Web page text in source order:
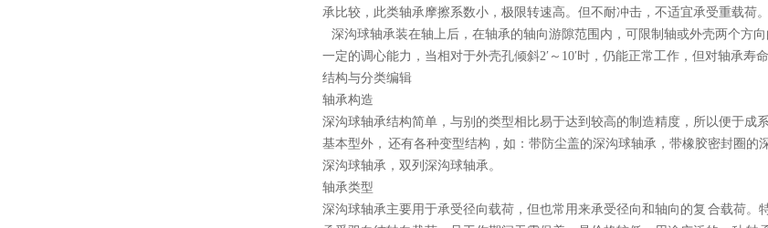
承比较，此类轴承摩擦系数小，极限转速高。但不耐冲击，不适宜承受重载荷。
深沟球轴承装在轴上后，在轴承的轴向游隙范围内，可限制轴或外壳两个方
一定的调心能力，当相对于外壳孔倾斜2′～10′时，仍能正常工作，但对轴承寿
结构与分类编辑
轴承构造
深沟球轴承结构简单，与别的类型相比易于达到较高的制造精度，所以便于成
基本型外， 还有各种变型结构，如：带防尘盖的深沟球轴承，带橡胶密封圈
深沟球轴承，双列深沟球轴承。
轴承类型
深沟球轴承主要用于承受径向载荷，但也常用来承受径向和轴向的复 合载荷